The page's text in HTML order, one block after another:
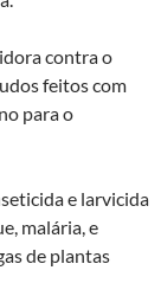
contra o
feitos com
para o
e larvicida
malária, e
de plantas